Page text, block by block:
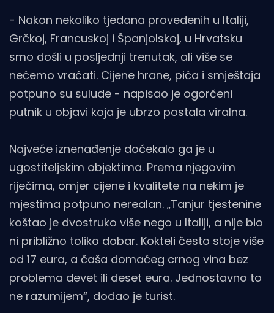
- Nakon nekoliko tjedana provedenih u Italiji,
Grčkoj, Francuskoj i Španjolskoj, u Hrvatsku
smo došli u posljednji trenutak, ali više se
nećemo vraćati. Cijene hrane, pića i smještaja
potpuno su sulude - napisao je ogorčeni
putnik u objavi koja je ubrzo postala viralna.
Najveće iznenađenje dočekalo ga je u
ugostiteljskim objektima. Prema njegovim
riječima, omjer cijene i kvalitete na nekim je
mjestima potpuno nerealan. „Tanjur tjestenine
koštao je dvostruko više nego u Italiji, a nije bio
ni približno toliko dobar. Kokteli često stoje više
od 17 eura, a čaša domaćeg crnog vina bez
problema devet ili deset eura. Jednostavno to
ne razumijem“, dodao je turist.